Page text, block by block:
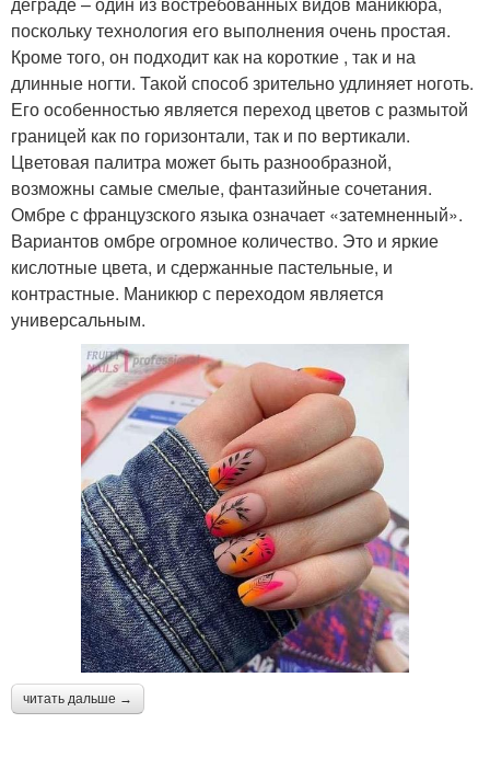
поскольку технология его выполнения очень простая.
Кроме того, он подходит как на короткие , так и на
длинные ногти. Такой способ зрительно удлиняет ноготь.
Его особенностью является переход цветов с размытой
границей как по горизонтали, так и по вертикали.
Цветовая палитра может быть разнообразной,
возможны самые смелые, фантазийные сочетания.
Омбре с французского языка означает «затемненный».
Вариантов омбре огромное количество. Это и яркие
кислотные цвета, и сдержанные пастельные, и
контрастные. Маникюр с переходом является
универсальным.
читать дальше →